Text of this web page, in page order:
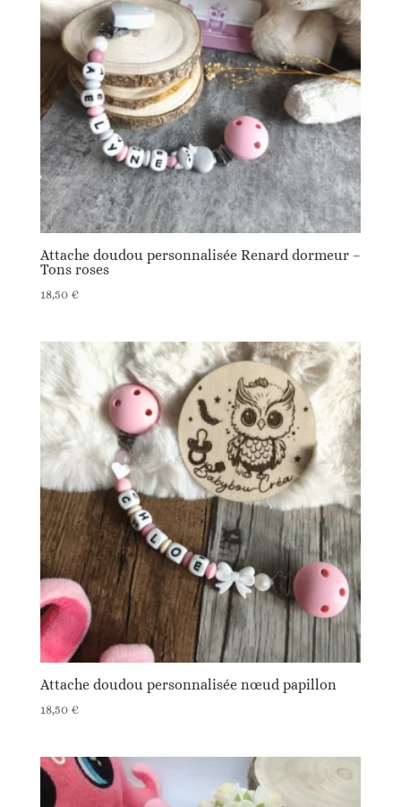
Attache doudou personnalisée Renard dormeur –
Tons roses
18,50 €
Attache doudou personnalisée nœud papillon
18,50 €